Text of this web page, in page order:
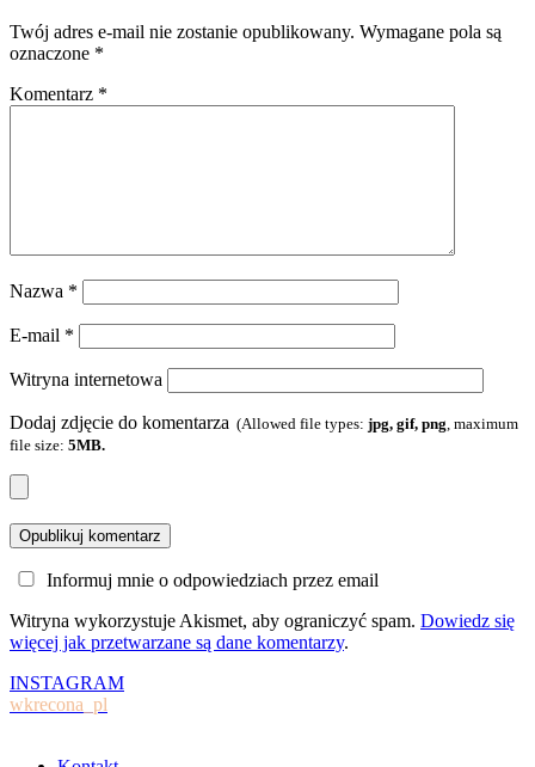
Twój adres e-mail nie zostanie opublikowany. Wymagane pola są
oznaczone *
Komentarz *
Nazwa *
E-mail *
Witryna internetowa
Dodaj zdjęcie do komentarza (Allowed file types: jpg, gif, png, maximum
file size: 5MB.
Informuj mnie o odpowiedziach przez email
Witryna wykorzystuje Akismet, aby ograniczyć spam. Dowiedz się
więcej jak przetwarzane są dane komentarzy.
INSTAGRAM
wkrecona_pl